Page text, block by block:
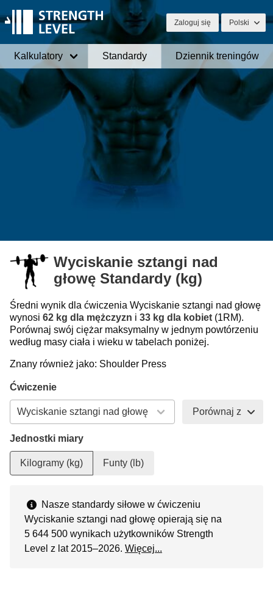
Zaloguj się Polski
Kalkulatory Standardy Dziennik treningów
Wyciskanie sztangi nad
głowę Standardy (kg)
Średni wynik dla ćwiczenia Wyciskanie sztangi nad głowę
wynosi 62 kg dla mężczyzn i 33 kg dla kobiet (1RM).
Porównaj swój ciężar maksymalny w jednym powtórzeniu
według masy ciała i wieku w tabelach poniżej.
Znany również jako: Shoulder Press
Ćwiczenie
Porównaj z
Jednostki miary
Kilogramy (kg) Funty (lb)
Nasze standardy siłowe w ćwiczeniu
Wyciskanie sztangi nad głowę opierają się na
5 644 500 wynikach użytkowników Strength
Level z lat 2015–2026. Więcej...